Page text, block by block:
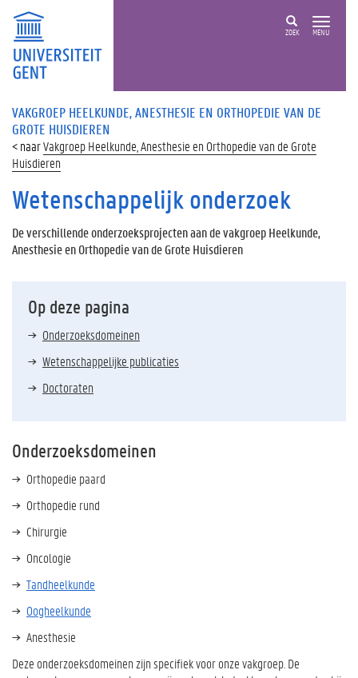
ZOEK MENU
VAKGROEP HEELKUNDE, ANESTHESIE EN ORTHOPEDIE VAN DE
GROTE HUISDIEREN
Vakgroep Heelkunde, Anesthesie en Orthopedie van de Grote
Huisdieren
Wetenschappelijk onderzoek
De verschillende onderzoeksprojecten aan de vakgroep Heelkunde,
Anesthesie en Orthopedie van de Grote Huisdieren
Op deze pagina
Onderzoeksdomeinen
Wetenschappelijke publicaties
Doctoraten
Onderzoeksdomeinen
Orthopedie paard
Orthopedie rund
Chirurgie
Oncologie
Tandheelkunde
Oogheelkunde
Anesthesie
Deze onderzoeksdomeinen zijn specifiek voor onze vakgroep. De